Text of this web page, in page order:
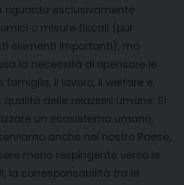
riguarda esclusivamente
o misure fiscali (pur
elementi importanti), ma
la necessità di ripensare le
famiglia, il lavoro, il welfare e,
delle relazioni umane. Si
un ecosistema umano,
anche nel nostro Paese,
meno respingente verso le
la corresponsabilità tra le